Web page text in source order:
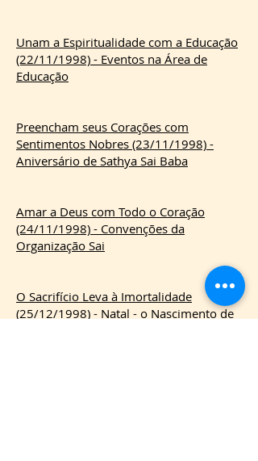
Unam a Espiritualidade com a Educação
(22/11/1998) - Eventos na Área de
Educação
Preencham seus Corações com
Sentimentos Nobres (23/11/1998) -
Aniversário de Sathya Sai Baba
Amar a Deus com Todo o Coração
(24/11/1998) - Convenções da
Organização Sai
O Sacrifício Leva à Imortalidade
(25/12/1998) - Natal - o Nascimento de